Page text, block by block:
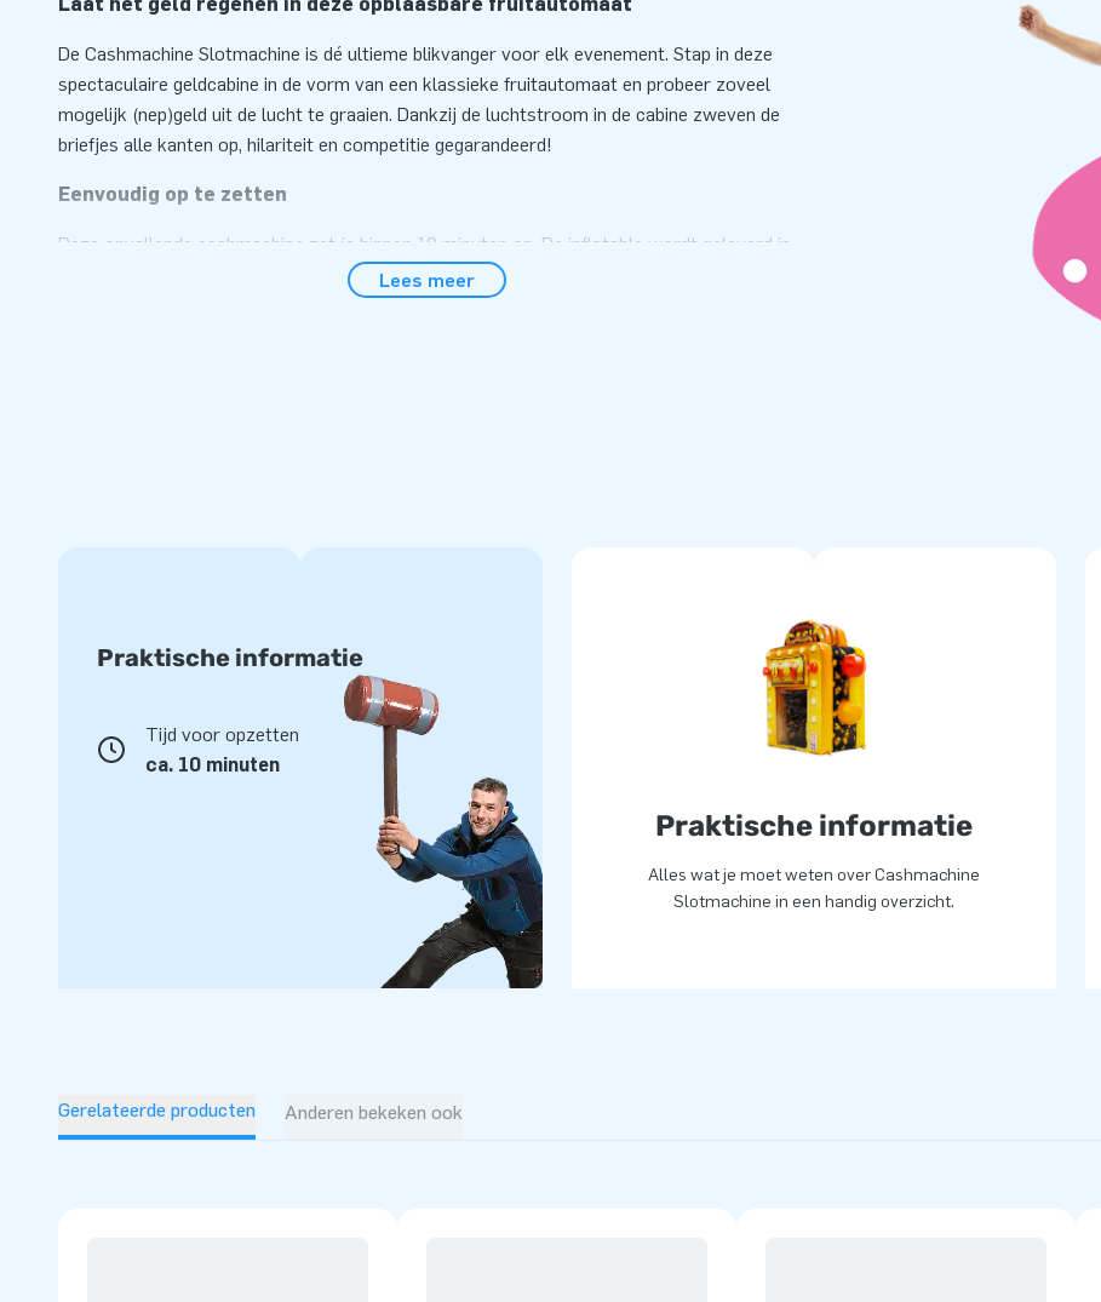
De Cashmachine Slotmachine is dé ultieme blikvanger voor elk evenement. Stap in deze
spectaculaire geldcabine in de vorm van een klassieke fruitautomaat en probeer zoveel
mogelijk (nep)geld uit de lucht te graaien. Dankzij de luchtstroom in de cabine zweven de
briefjes alle kanten op, hilariteit en competitie gegarandeerd!
Eenvoudig op te zetten
Deze opvallende cashmachine zet je binnen 10 minuten op. De inflatable wordt geleverd in
één compact geheel, waardoor transport en opslag super eenvoudig zijn. Natuurlijk levert
JB de Slotmachine cashcabine compleet met blower, verankeringsmateriaal,
Lees meer
Praktische informatie
Tijd voor opzetten
ca. 10 minuten
Praktische informatie
Alles wat je moet weten over Cashmachine
Slotmachine in een handig overzicht.
Gerelateerde producten Anderen bekeken ook